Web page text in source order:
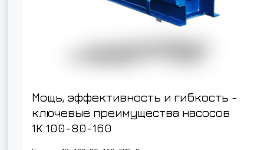
Мощь, эффективность и гибкость -
ключевые преимущества насосов
1К 100-80-160